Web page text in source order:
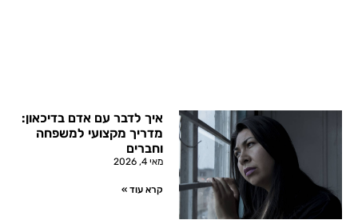
איך לדבר עם אדם בדיכאון:
מדריך מקצועי למשפחה
וחברים
מאי 4, 2026
קרא עוד »